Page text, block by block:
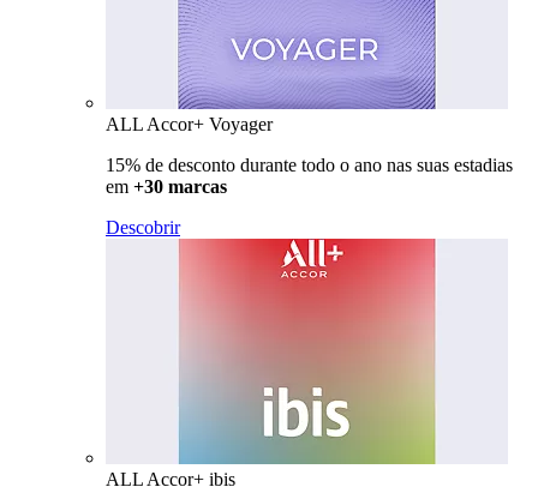
ALL Accor+ Voyager
15% de desconto durante todo o ano nas suas estadias
em +30 marcas
Descobrir
ALL Accor+ ibis